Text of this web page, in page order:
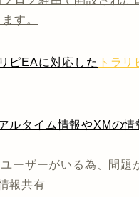
す。
ピEAに対応した トラ
ルタイム情報やXMの情
ーザーがいる為、問題
報共有